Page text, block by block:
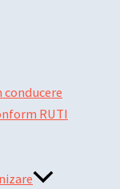
conducere
RUTI